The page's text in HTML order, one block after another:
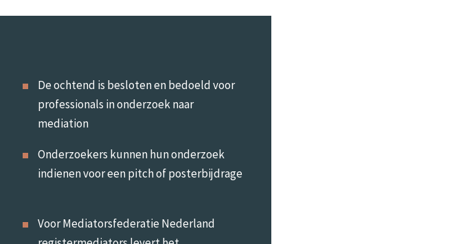
De ochtend is besloten en bedoeld voor
professionals in onderzoek naar
mediation
Onderzoekers kunnen hun onderzoek
indienen voor een pitch of posterbijdrage
Voor Mediatorsfederatie Nederland